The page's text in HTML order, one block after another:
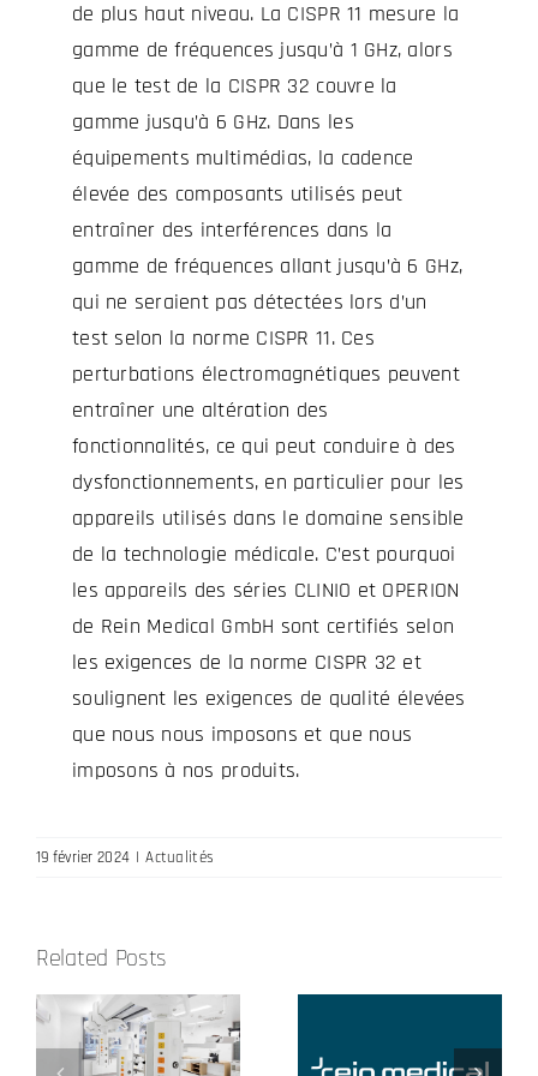
de plus haut niveau. La CISPR 11 mesure la
gamme de fréquences jusqu’à 1 GHz, alors
que le test de la CISPR 32 couvre la
gamme jusqu’à 6 GHz. Dans les
équipements multimédias, la cadence
élevée des composants utilisés peut
entraîner des interférences dans la
gamme de fréquences allant jusqu’à 6 GHz,
qui ne seraient pas détectées lors d’un
test selon la norme CISPR 11. Ces
perturbations électromagnétiques peuvent
entraîner une altération des
fonctionnalités, ce qui peut conduire à des
dysfonctionnements, en particulier pour les
appareils utilisés dans le domaine sensible
de la technologie médicale. C’est pourquoi
les appareils des séries CLINIO et OPERION
de Rein Medical GmbH sont certifiés selon
les exigences de la norme CISPR 32 et
soulignent les exigences de qualité élevées
que nous nous imposons et que nous
imposons à nos produits.
19 février 2024 | Actualités
Related Posts
Rein Medical